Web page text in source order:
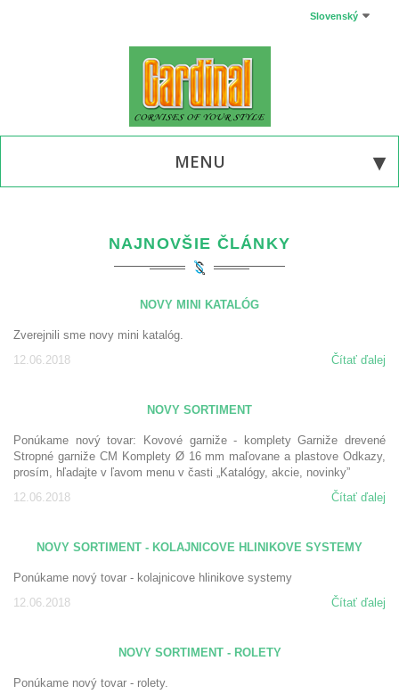
Slovenský
MENU
NAJNOVŠIE ČLÁNKY
NOVY MINI KATALÓG
Zverejnili sme novy mini katalóg.
12.06.2018
Čítať ďalej
NOVY SORTIMENT
Ponúkame nový tovar: Kovové garniže - komplety Garniže drevené
Stropné garniže CM Komplety Ø 16 mm maľovane a plastove Odkazy,
prosím, hľadajte v ľavom menu v časti „Katalógy, akcie, novinky”
12.06.2018
Čítať ďalej
NOVY SORTIMENT - KOLAJNICOVE HLINIKOVE SYSTEMY
Ponúkame nový tovar - kolajnicove hlinikove systemy
12.06.2018
Čítať ďalej
NOVY SORTIMENT - ROLETY
Ponúkame nový tovar - rolety.